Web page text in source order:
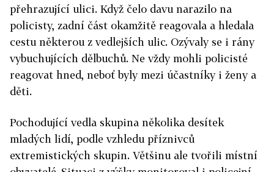
přehrazující ulici. Když čelo davu narazilo na
policisty, zadní část okamžitě reagovala a hledala
cestu některou z vedlejších ulic. Ozývaly se i rány
vybuchujících dělbuchů. Ne vždy mohli policisté
reagovat hned, neboť byly mezi účastníky i ženy a
děti.
Pochodující vedla skupina několika desítek
mladých lidí, podle vzhledu příznivců
extremistických skupin. Většinu ale tvořili místní